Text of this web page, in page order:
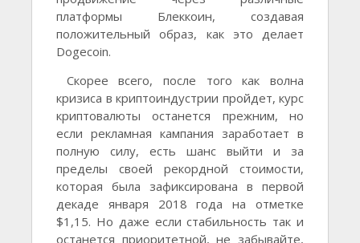
платформы Блеккоин, создавая
положительный образ, как это делает
Dogecoin.
Скорее всего, после того как волна
кризиса в криптоиндустрии пройдет, курс
криптовалюты останется прежним, но
если рекламная кампания заработает в
полную силу, есть шанс выйти и за
пределы своей рекордной стоимости,
которая была зафиксирована в первой
декаде января 2018 года на отметке
$1,15. Но даже если стабильность так и
останется приоритетной, не забывайте,